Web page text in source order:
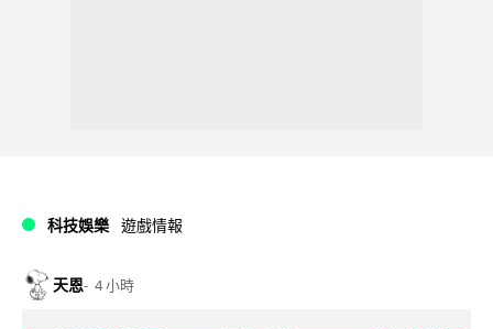
科技娛樂 遊戲情報
天恩 4 小時